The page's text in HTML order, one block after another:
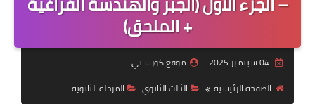
موضوعات
تربويات
تكنولوجيا
+ الملحق)
04 سبتمبر 2025
موقع كورساتي
الصفحة الرئيسية
الثالث الثانوي
المرحلة الثانوية